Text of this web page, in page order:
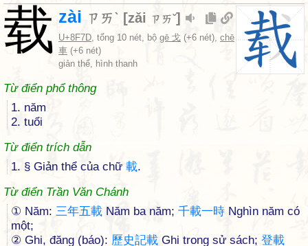
载 zài ㄗㄞˋ [zǎi ㄗㄞˇ]
U+8F7D, tổng 10 nét, bộ gē 戈 (+6 nét), chē
車 (+6 nét)
giản thể, hình thanh
Từ điển phổ thông
1. năm
2. tuổi
Từ điển trích dẫn
1. § Giản thể của chữ 載.
Từ điển Trần Văn Chánh
① Năm: 三年五載 Năm ba năm; 千載一時 Nghìn năm có
một;
② Ghi, đăng (báo): 歷史記載 Ghi trong sử sách; 登載